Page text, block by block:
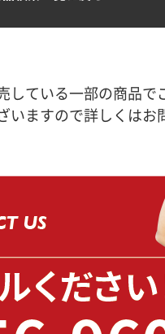
している一部の商品で
いますので詳しくはお